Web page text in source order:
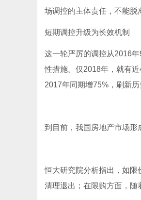
场调控的主体责任，不能脱
短期调控升级为长效机制
这一轮严厉的调控从2016
性措施。仅2018年，就有
2017年同期增75%，刷新历
到目前，我国房地产市场形
恒大研究院分析指出，如
清理退出；在限购方面，随